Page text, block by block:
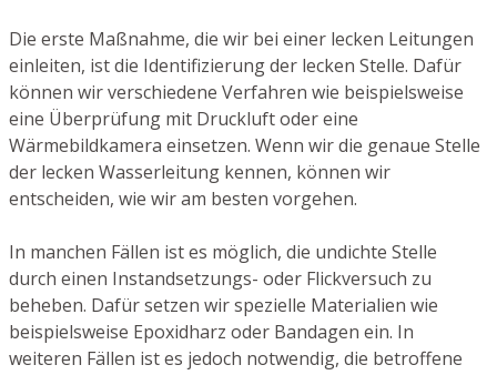
Die erste Maßnahme, die wir bei einer lecken Leitungen
einleiten, ist die Identifizierung der lecken Stelle. Dafür
können wir verschiedene Verfahren wie beispielsweise
eine Überprüfung mit Druckluft oder eine
Wärmebildkamera einsetzen. Wenn wir die genaue Stelle
der lecken Wasserleitung kennen, können wir
entscheiden, wie wir am besten vorgehen.
In manchen Fällen ist es möglich, die undichte Stelle
durch einen Instandsetzungs- oder Flickversuch zu
beheben. Dafür setzen wir spezielle Materialien wie
beispielsweise Epoxidharz oder Bandagen ein. In
weiteren Fällen ist es jedoch notwendig, die betroffene